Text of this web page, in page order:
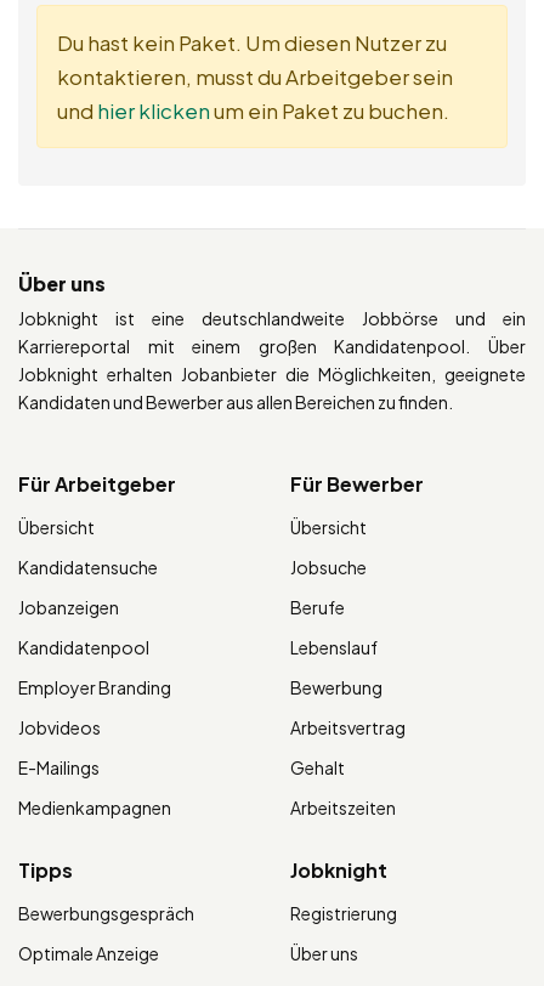
Du hast kein Paket. Um diesen Nutzer zu
kontaktieren, musst du Arbeitgeber sein
und hier klickenum ein Paket zu buchen.
Über uns
Jobknight ist eine deutschlandweite Jobbörse und ein
Karriereportal mit einem großen Kandidatenpool. Über
Jobknight erhalten Jobanbieter die Möglichkeiten, geeignete
Kandidaten und Bewerber aus allen Bereichen zu finden.
Für Arbeitgeber
Übersicht
Kandidatensuche
Jobanzeigen
Kandidatenpool
Employer Branding
Jobvideos
E-Mailings
Medienkampagnen
Für Bewerber
Übersicht
Jobsuche
Berufe
Lebenslauf
Bewerbung
Arbeitsvertrag
Gehalt
Arbeitszeiten
Tipps
Bewerbungsgespräch
Optimale Anzeige
Jobknight
Registrierung
Über uns